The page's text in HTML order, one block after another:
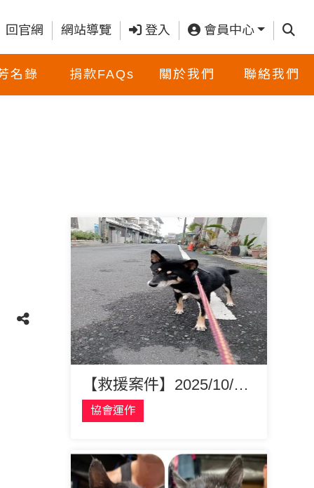
回官網 網站導覽 登入 會員中心 查詢
名錄 捐款FAQs 關於我們 聯絡我們
【救援案件】2025/10/29嘉義民雄走失 黑柴犬 Pocky
協會運作